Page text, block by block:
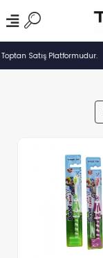
Satış Platformudur.